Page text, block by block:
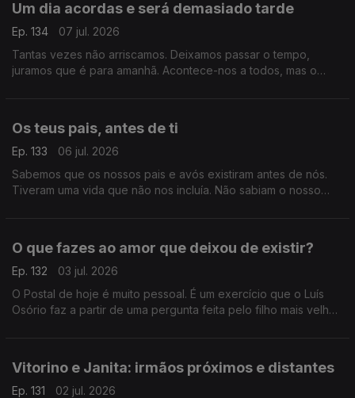
Um dia acordas e será demasiado tarde
Ep. 134
07 jul. 2026
Tantas vezes não arriscamos. Deixamos passar o tempo,
juramos que é para amanhã. Acontece-nos a todos, mas o
Os teus pais, antes de ti
Ep. 133
06 jul. 2026
Sabemos que os nossos pais e avós existiram antes de nós.
Tiveram uma vida que não nos incluía. Não sabiam o nosso
O que fazes ao amor que deixou de existir?
Ep. 132
03 jul. 2026
O Postal de hoje é muito pessoal. É um exercício que o Luís
Osório faz a partir de uma pergunta feita pelo filho mais velho.
Vitorino e Janita: irmãos próximos e distantes
Ep. 131
02 jul. 2026